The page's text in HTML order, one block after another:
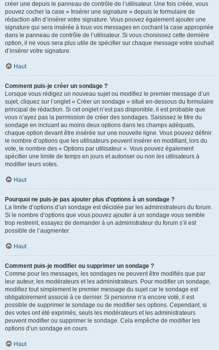
créer une depuis le panneau de contrôle de l’utilisateur. Une fois créée, vous
pouvez cocher la case « Insérer une signature » depuis le formulaire de
rédaction afin d’insérer votre signature. Vous pouvez également ajouter une
signature qui sera insérée à tous vos messages en cochant la case appropriée
dans le panneau de contrôle de l’utilisateur. Si vous choisissez cette dernière
option, il ne vous sera plus utile de spécifier sur chaque message votre souhait
d’insérer votre signature.
Haut
Comment puis-je créer un sondage ?
Lorsque vous rédigez un nouveau sujet ou modifiez le premier message d’un
sujet, cliquez sur l’onglet « Créer un sondage » situé en-dessous du formulaire
principal de rédaction. Si cet onglet n’est pas disponible, il est probable que
vous n’ayez pas la permission de créer des sondages. Saisissez le titre du
sondage en incluant au moins deux options dans les champs adéquats,
chaque option devant être insérée sur une nouvelle ligne. Vous pouvez définir
le nombre d’options que les utilisateurs peuvent insérer en modifiant, lors du
vote, le nombre des « Options par utilisateur ». Vous pouvez également
spécifier une limite de temps en jours et autoriser ou non les utilisateurs à
modifier leurs votes.
Haut
Pourquoi ne puis-je pas ajouter plus d’options à un sondage ?
La limite d’options d’un sondage est décidée par les administrateurs du forum.
Si le nombre d’options que vous pouvez ajouter à un sondage vous semble
trop restreint, essayez de demander à un administrateur du forum s’il est
possible de l’augmenter.
Haut
Comment puis-je modifier ou supprimer un sondage ?
Comme pour les messages, les sondages ne peuvent être modifiés que par
leur auteur, les modérateurs et les administrateurs. Pour modifier un sondage,
modifiez tout simplement le premier message du sujet car le sondage est
obligatoirement associé à ce dernier. Si personne n’a encore voté, il est
possible de supprimer le sondage ou de modifier ses options. Cependant, si
des votes ont été exprimés, seuls les modérateurs et les administrateurs
peuvent modifier ou supprimer le sondage. Cela empêche de modifier les
options d’un sondage en cours.
Haut